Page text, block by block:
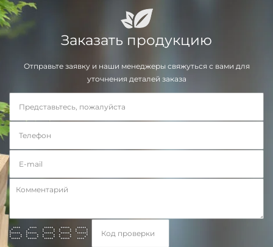
Заказать продукцию
Отправьте заявку и наши менеджеры свяжуться с вами для
уточнения деталей заказа
**** **** ***** ***** *****
* * * * * * * *
* * * * * * * *
****** ****** ***** ***** ******
* * * * * * * * *
* * * * * * * * *
***** ***** ***** ***** ****